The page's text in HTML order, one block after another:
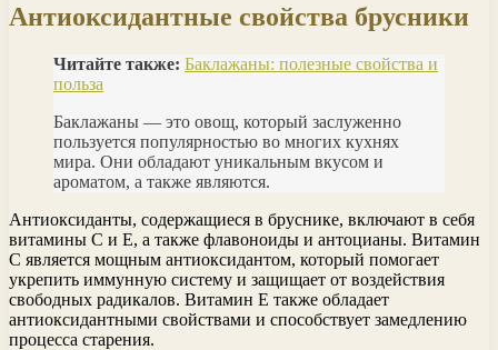
Антиоксидантные свойства брусники
Читайте также: Баклажаны: полезные свойства и
польза
Баклажаны — это овощ, который заслуженно
пользуется популярностью во многих кухнях
мира. Они обладают уникальным вкусом и
ароматом, а также являются.
Антиоксиданты, содержащиеся в бруснике, включают в себя
витамины С и Е, а также флавоноиды и антоцианы. Витамин
С является мощным антиоксидантом, который помогает
укрепить иммунную систему и защищает от воздействия
свободных радикалов. Витамин Е также обладает
антиоксидантными свойствами и способствует замедлению
процесса старения.